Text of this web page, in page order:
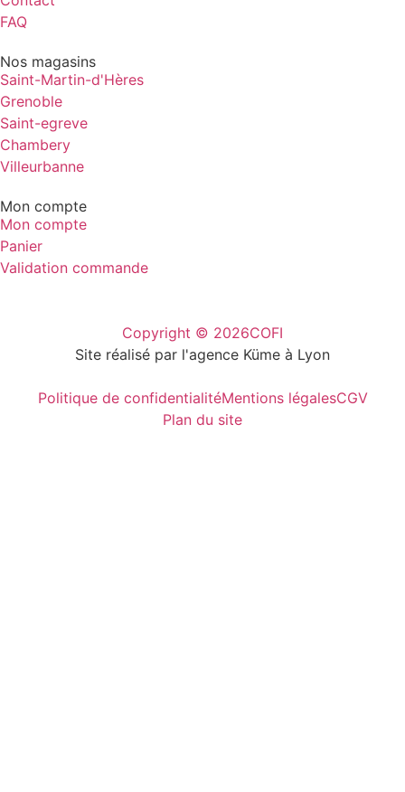
FAQ
Nos magasins
Saint-Martin-d'Hères
Grenoble
Saint-egreve
Chambery
Villeurbanne
Mon compte
Mon compte
Panier
Validation commande
Copyright © 2026COFI
Site réalisé par l'agence Küme à Lyon
Politique de confidentialitéMentions légalesCGV
Plan du site